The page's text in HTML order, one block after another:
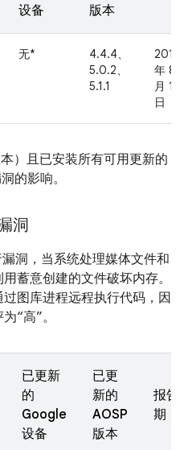
设备
版本
无*
4.4.4、
5.0.2、
5.1.1
2016
年 8
月 17
日
）且已安装所有可用更新的
的影响。
洞
洞，当系统处理媒体文件和
蓄意创建的文件破坏内存。
图库进程远程执行代码，因
“高”。
已更新
的
Google
设备
已更
新的
AOSP
版本
报告
期